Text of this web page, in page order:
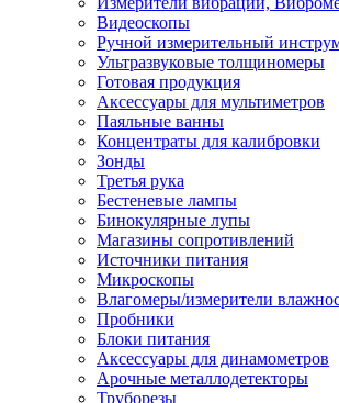
Видеоскопы
Ручной измерительный
Ультразвуковые толщиномеры
Готовая продукция
Аксессуары для мультиметров
Паяльные ванны
Концентраты для калибровки
Зонды
Третья рука
Бестеневые лампы
Бинокулярные лупы
Магазины сопротивлений
Источники питания
Микроскопы
Влагомеры/измерители
Пробники
Блоки питания
Аксессуары для динамометров
Арочные металлодетекторы
Труборезы